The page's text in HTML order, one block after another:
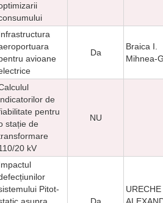
avioane
Da
Braica I.
Mihnea-
de
pentru
stație de
20 kV
NU
Pitot-